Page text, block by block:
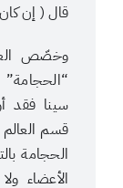
قال ( إن
وخصّص
“الحجامة”
سينا فقد
قسم
الحجامة
الأعضاء